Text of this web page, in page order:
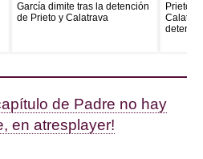
García dimite tras la detención
de Prieto y Calatrava
Prieto
de Padre no hay
en atresplayer!